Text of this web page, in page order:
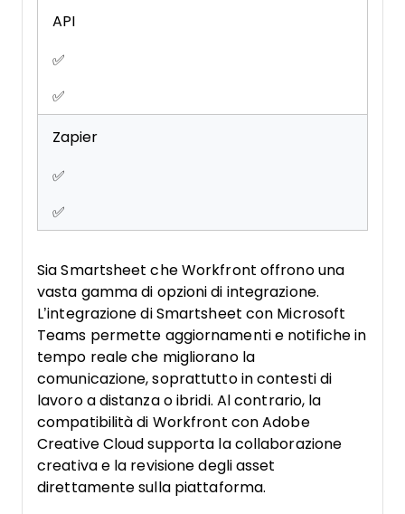
API
✅
✅
Zapier
✅
✅
Sia Smartsheet che Workfront offrono una
vasta gamma di opzioni di integrazione.
L’integrazione di Smartsheet con Microsoft
Teams permette aggiornamenti e notifiche in
tempo reale che migliorano la
comunicazione, soprattutto in contesti di
lavoro a distanza o ibridi. Al contrario, la
compatibilità di Workfront con Adobe
Creative Cloud supporta la collaborazione
creativa e la revisione degli asset
direttamente sulla piattaforma.